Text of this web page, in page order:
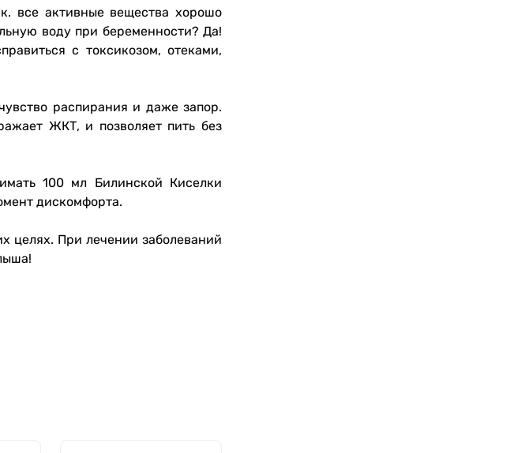
все активные вещества хорошо
воду при беременности? Да!
с токсикозом, отеками,
распирания и даже запор.
ЖКТ, и позволяет пить без
100 мл Билинской Киселки
дискомфорта.
целях. При лечении заболеваний